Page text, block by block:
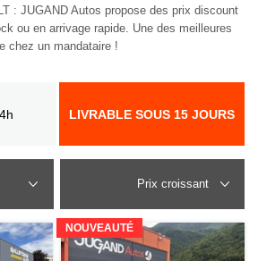
: JUGAND Autos propose des prix discount
ou en arrivage rapide. Une des meilleures
chez un mandataire !
LIVRABLE SOUS 15 JOURS
NOUVEAUTÉ